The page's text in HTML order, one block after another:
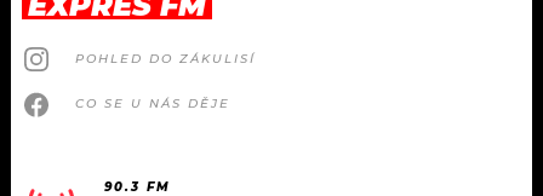
POHLED DO ZÁKULISÍ
CO SE U NÁS DĚJE
90.3 FM